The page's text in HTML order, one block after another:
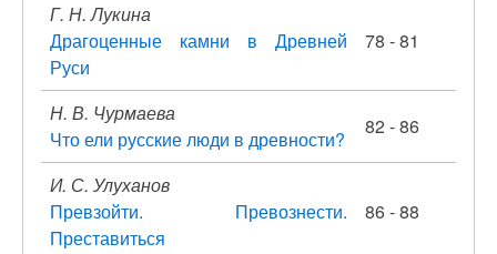
Г. Н. Лукина
Драгоценные камни в Древней
Руси
78 - 81
Н. В. Чурмаева
Что ели русские люди в древности?
82 - 86
И. С. Улуханов
Превзойти. Превознести.
Преставиться
86 - 88